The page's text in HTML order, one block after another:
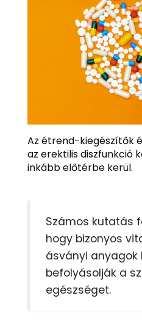
Az étrend-kiegészítők
az erektilis diszfunkció
inkább előtérbe kerül.
Számos kutatás
hogy bizonyos
ásványi anyagok
befolyásolják a
egészséget.